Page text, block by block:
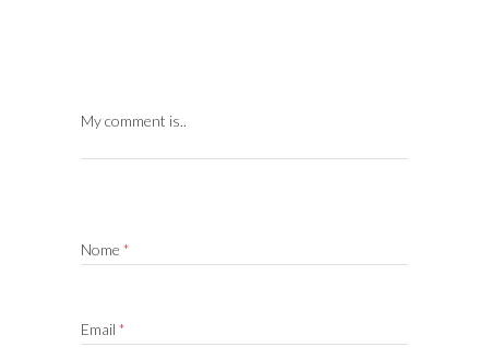
My comment is..
Nome *
Email *